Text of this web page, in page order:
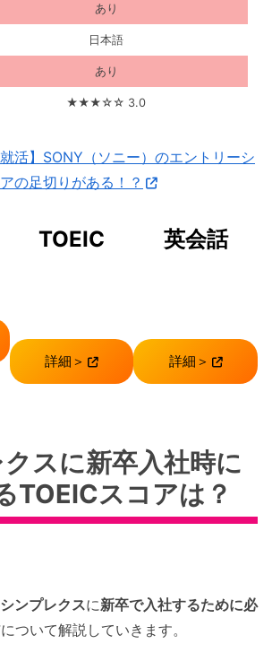
あり
日本語
あり
★★★☆☆ 3.0
就活】SONY（ソニー）のエントリーシ
の足切りがある！？
TOEIC
詳細＞
英会話
詳細＞
スに新卒入社時に
TOEICスコアは？
シンプレクスに新卒で入社するために必
について解説していきます。